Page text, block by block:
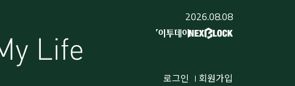
2026.08.08
로그인 회원가입